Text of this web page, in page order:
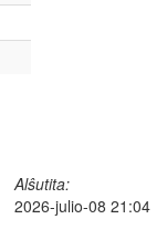
Alŝutita:
2026-julio-08 21:04